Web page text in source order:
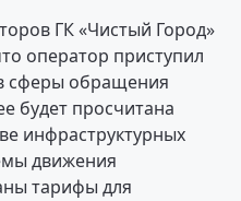
ГК «Чистый Город»
оператор приступил
сферы обращения
будет просчитана
инфраструктурных
движения
тарифы для